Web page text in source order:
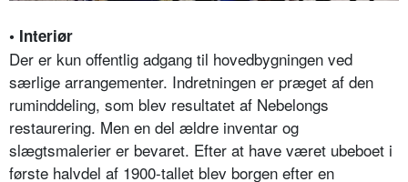
• Interiør
Der er kun offentlig adgang til hovedbygningen ved
særlige arrangementer. Indretningen er præget af den
ruminddeling, som blev resultatet af Nebelongs
restaurering. Men en del ældre inventar og
slægtsmalerier er bevaret. Efter at have været ubeboet i
første halvdel af 1900-tallet blev borgen efter en